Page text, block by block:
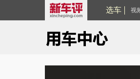
选车 视